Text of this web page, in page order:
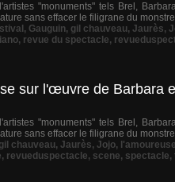
"monuments" tels Brel,
sans effacer le filigrane du
, Gauguin, gil chauveau, Jaurès,
, revue du spectacle,
sur l'œuvre de Barbara
"monuments" tels Brel,
sans effacer le filigrane du
gil chauveau, Jaurès, Jojo, l'amoureuse
, revueduspectacle, scene, spectacle,